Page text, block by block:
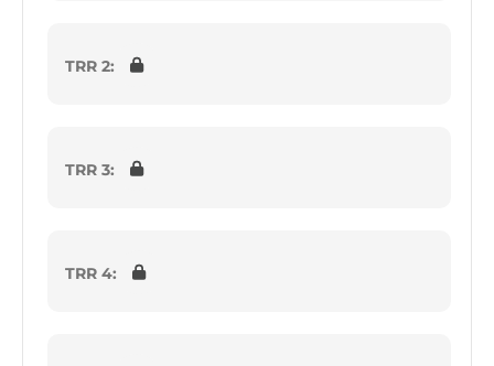
TRR 2:
TRR 3:
TRR 4: